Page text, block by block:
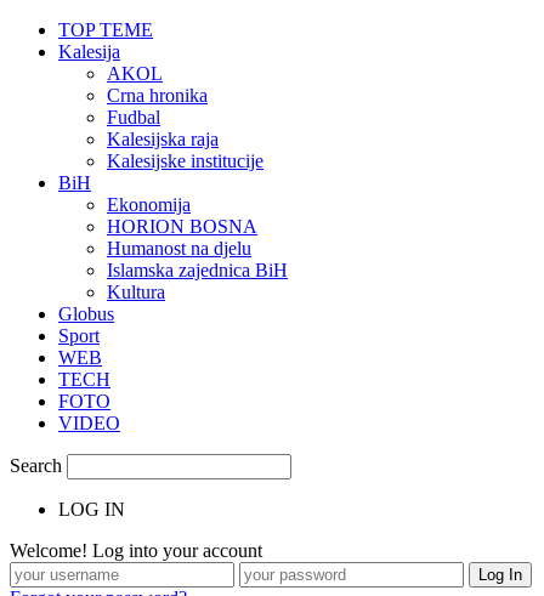
TOP TEME
Kalesija
AKOL
Crna hronika
Fudbal
Kalesijska raja
Kalesijske institucije
BiH
Ekonomija
HORION BOSNA
Humanost na djelu
Islamska zajednica BiH
Kultura
Globus
Sport
WEB
TECH
FOTO
VIDEO
Search
LOG IN
Welcome! Log into your account